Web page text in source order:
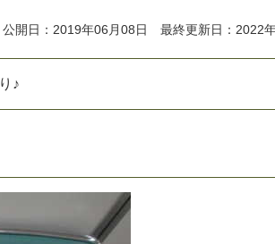
公開日：2019年06月08日 最終更新日：2022
り ♪